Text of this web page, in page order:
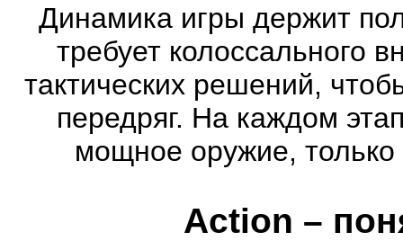
Динамика игры держит
требует колоссального
тактических решений,
передряг. На каждом
мощное оружие, только
Action –